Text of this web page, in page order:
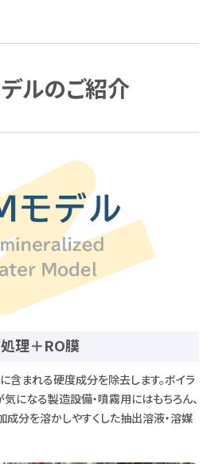
ルのご紹介
理＋RO膜
含まれる硬度成分を除去します。ボイラ
になる製造設備・噴霧用にはもちろん、
成分を溶かしやすくした抽出溶液・溶媒